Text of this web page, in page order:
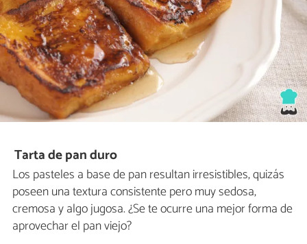
Tarta de pan duro
Los pasteles a base de pan resultan irresistibles, quizás
poseen una textura consistente pero muy sedosa,
cremosa y algo jugosa. ¿Se te ocurre una mejor forma de
aprovechar el pan viejo?